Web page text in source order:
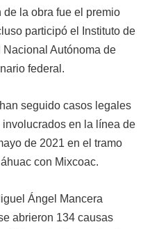
la obra fue el premio
participó el Instituto de
Nacional Autónoma de
federal.
seguido casos legales
en la línea de
de 2021 en el tramo
con Mixcoac.
Ángel Mancera
abrieron 134 causas